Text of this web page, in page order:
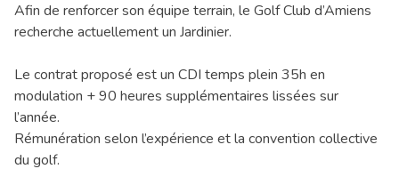
Afin de renforcer son équipe terrain, le Golf Club d’Amiens
recherche actuellement un Jardinier.
Le contrat proposé est un CDI temps plein 35h en
modulation + 90 heures supplémentaires lissées sur
l’année.
Rémunération selon l’expérience et la convention collective
du golf.